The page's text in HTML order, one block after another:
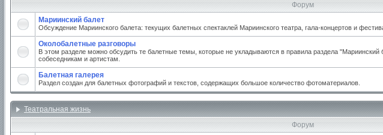
Форум
Мариинский балет
Обсуждение Мариинского балета: текущих балетных спектаклей Мариинского театра, гала-концертов и
Околобалетные разговоры
В этом разделе можно обсудить те балетные темы, которые не укладываются в правила раздела
собеседникам и артистам.
Балетная галерея
Раздел создан для балетных фотографий и текстов, содержащих большое количество фотоматериалов.
Театральная жизнь
Форум